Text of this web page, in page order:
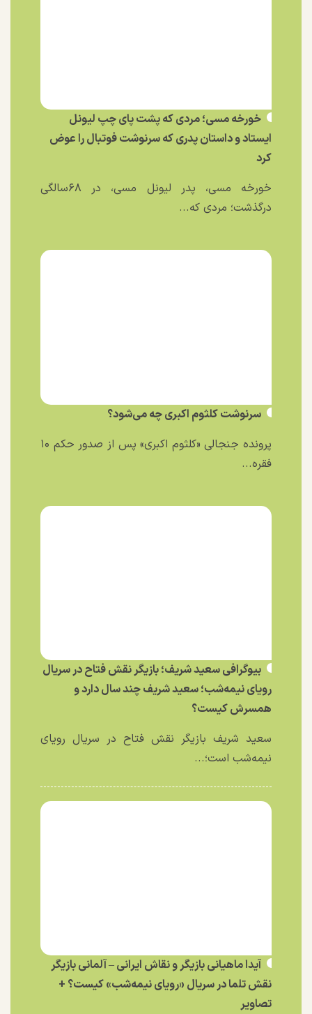
خورخه مسی؛ مردی که پشت پای چپ لیونل
ایستاد و داستان پدری که سرنوشت فوتبال را عوض
کرد
خورخه مسی، پدر لیونل مسی، در ۶۸سالگی
درگذشت؛ مردی که...
سرنوشت کلثوم اکبری چه می‌شود؟
پرونده جنجالی «کلثوم اکبری» پس از صدور حکم ۱۰
فقره...
بیوگرافی سعید شریف؛ بازیگر نقش فتاح در سریال
رویای نیمه‌شب؛ سعید شریف چند سال دارد و
همسرش کیست؟
سعید شریف بازیگر نقش فتاح در سریال رویای
نیمه‌شب است؛...
آیدا ماهیانی بازیگر و نقاش ایرانی – آلمانی بازیگر
نقش تلما در سریال «رویای نیمه‌شب» کیست؟ +
تصاویر